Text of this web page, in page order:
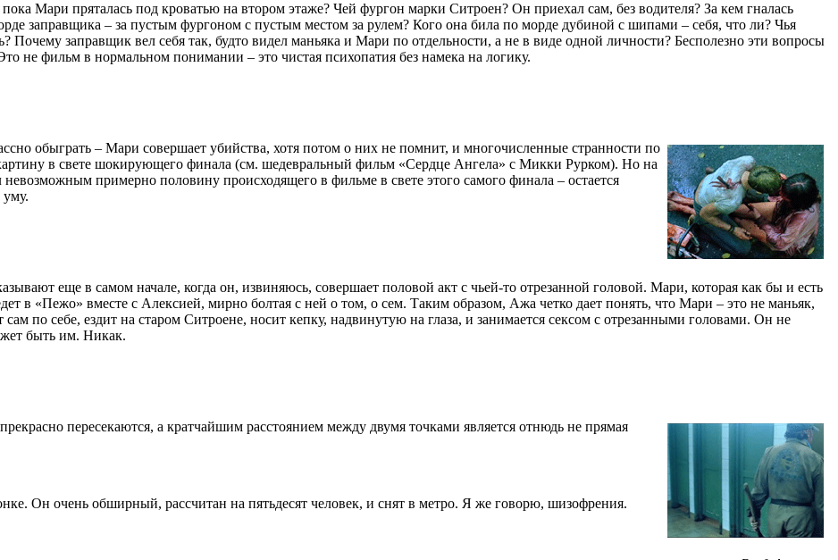
Мари пряталась под кроватью на втором этаже? Чей фургон марки Ситроен? Он приехал сам, без водителя? За кем гналась
заправщика – за пустым фургоном с пустым местом за рулем? Кого она била по морде дубиной с шипами – себя, что ли? Чья
Почему заправщик вел себя так, будто видел маньяка и Мари по отдельности, а не в виде одной личности? Бесполезно эти вопросы
не фильм в нормальном понимании – это чистая психопатия без намека на логику.
обыграть – Мари совершает убийства, хотя потом о них не помнит, и многочисленные странности по
в свете шокирующего финала (см. шедевральный фильм «Сердце Ангела» с Микки Рурком). Но на
примерно половину происходящего в фильме в свете этого самого финала – остается
еще в самом начале, когда он, извиняюсь, совершает половой акт с чьей-то отрезанной головой. Мари, которая как бы и есть
в «Пежо» вместе с Алексией, мирно болтая с ней о том, о сем. Таким образом, Ажа четко дает понять, что Мари – это не маньяк,
сам по себе, ездит на старом Ситроене, носит кепку, надвинутую на глаза, и занимается сексом с отрезанными головами. Он не
быть им. Никак.
пересекаются, а кратчайшим расстоянием между двумя точками является отнюдь не прямая
Он очень обширный, рассчитан на пятьдесят человек, и снят в метро. Я же говорю, шизофрения.